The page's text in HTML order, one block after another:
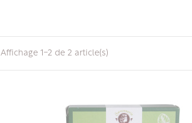
Affichage 1-2 de 2 article(s)